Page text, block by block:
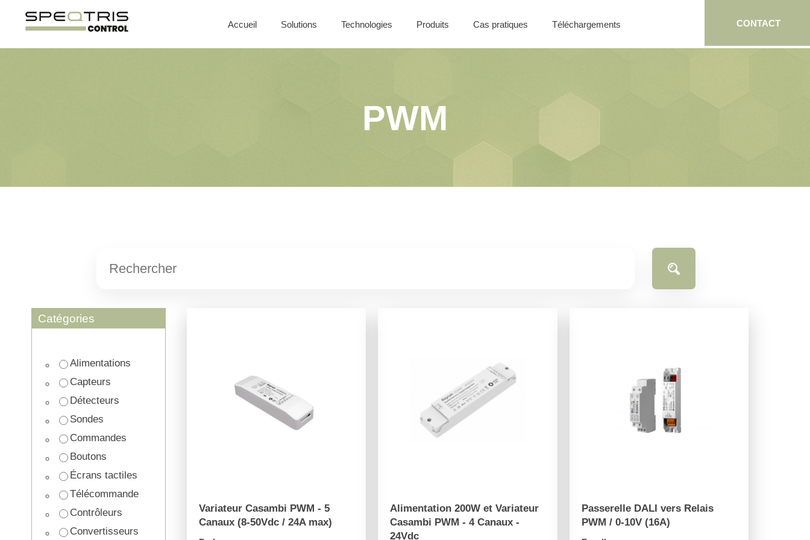
Accueil Solutions
Nos offres
Technologies
Solutions Filaires
Produits Cas pratiques Téléchargements CONTACT
PWM
Catégories
Alimentations
Capteurs
Détecteurs
Sondes
Commandes
Boutons
Écrans tactiles
Télécommande
Contrôleurs
Convertisseurs
Variateur Casambi PWM - 5
Canaux (8-50Vdc / 24A max)
Alimentation 200W et Variateur
Casambi PWM - 4 Canaux -
24Vdc
Passerelle DALI vers Relais
PWM / 0-10V (16A)